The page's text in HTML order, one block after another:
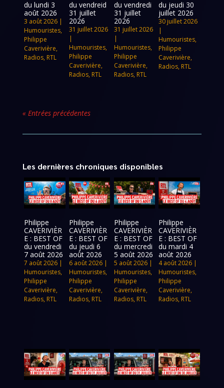
du lundi 3
août 2026
3 août 2026 |
Humouristes,
Philippe
Caverivière,
Radios, RTL
du vendreid
31 juillet
2026
31 juillet 2026
|
Humouristes,
Philippe
Caverivière,
Radios, RTL
du vendredi
31 juillet
2026
31 juillet 2026
|
Humouristes,
Philippe
Caverivière,
Radios, RTL
du jeudi 30
juillet 2026
30 juillet 2026
|
Humouristes,
Philippe
Caverivière,
Radios, RTL
« Entrées précédentes
Les dernières chroniques disponibles
Philippe
CAVERIVIÈR
E : BEST OF
du vendredi
7 août 2026
7 août 2026 |
Humouristes,
Philippe
Caverivière,
Radios, RTL
Philippe
CAVERIVIÈR
E : BEST OF
du jeudi 6
août 2026
6 août 2026|
Humouristes,
Philippe
Caverivière,
Radios, RTL
Philippe
CAVERIVIÈR
E : BEST OF
du mercredi
5 août 2026
5 août 2026|
Humouristes,
Philippe
Caverivière,
Radios, RTL
Philippe
CAVERIVIÈR
E : BEST OF
du mardi 4
août 2026
4 août 2026 |
Humouristes,
Philippe
Caverivière,
Radios, RTL